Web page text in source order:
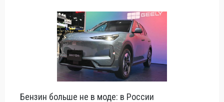
Бензин больше не в моде: в России